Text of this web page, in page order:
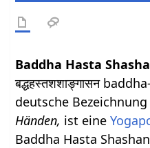
Baddha Hasta
बद्धहस्तशशाङ्गासन
deutsche
Händen, ist eine
Baddha Hasta